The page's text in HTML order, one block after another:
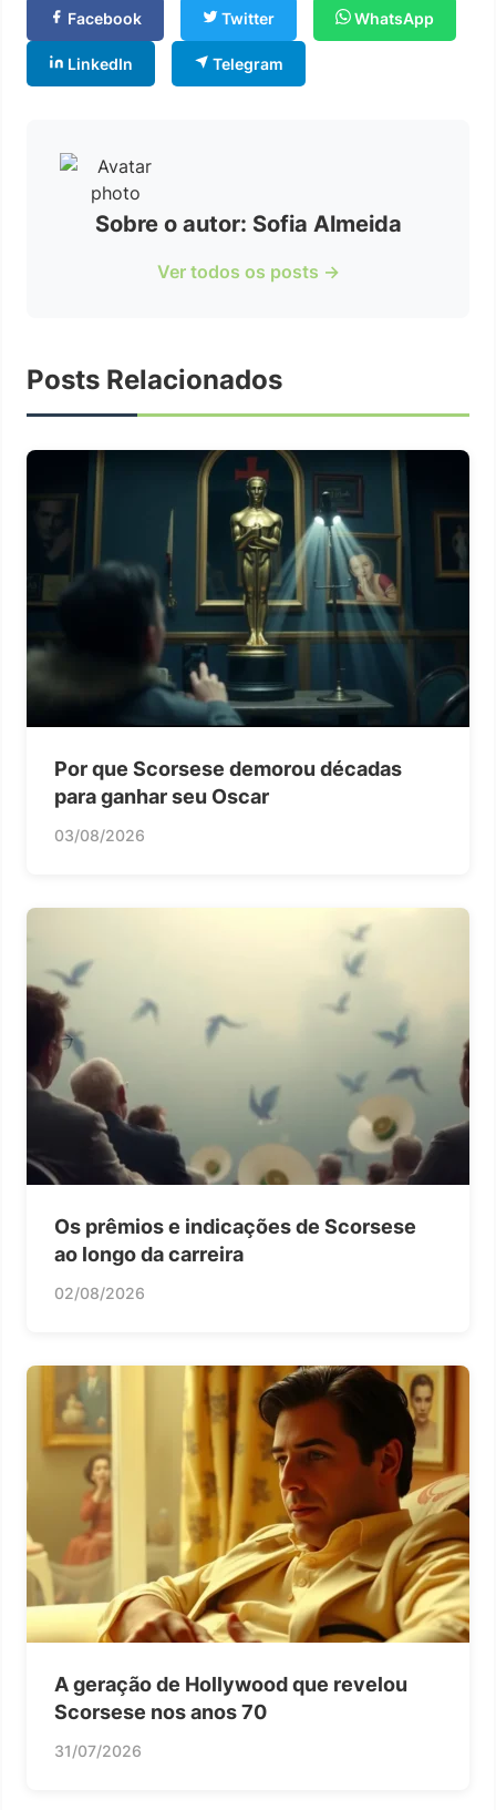
Facebook Twitter WhatsApp
LinkedIn Telegram
Sobre o autor: Sofia Almeida
Ver todos os posts →
Posts Relacionados
Por que Scorsese demorou décadas
para ganhar seu Oscar
03/08/2026
Os prêmios e indicações de Scorsese
ao longo da carreira
02/08/2026
A geração de Hollywood que revelou
Scorsese nos anos 70
31/07/2026